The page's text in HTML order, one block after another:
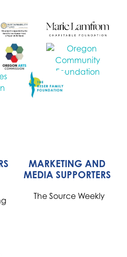
MARKETING AND
MEDIA SUPPORTERS
The Source Weekly